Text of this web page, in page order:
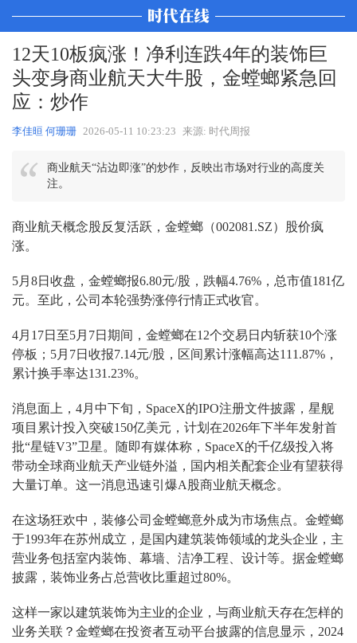
12天10板疯涨！净利连跌4年的装饰巨
头变身商业航天大牛股，金螳螂紧急回
应：炒作
李佳晅 何珊珊 2026-05-11 10:23:23 来源: 时代周报
商业航天“沾边即涨”的炒作，反映出市场对行业的高度关
注。
商业航天概念股反复活跃，金螳螂（002081.SZ）股价疯
涨。
5月8日收盘，金螳螂报6.80元/股，跌幅4.76%，总市值181亿
元。至此，公司本轮强势涨停行情正式收官。
4月17日至5月7日期间，金螳螂在12个交易日内斩获10个涨
停板；5月7日收报7.14元/股，区间累计涨幅高达111.87%，
累计换手率达131.23%。
消息面上，4月中下旬，SpaceX的IPO注册文件披露，星舰
项目累计投入突破150亿美元，计划在2026年下半年发射首
批“星链V3”卫星。随即有媒体称，SpaceX的千亿级投入将
带动全球商业航天产业链外溢，国内相关配套企业有望获得
大量订单。这一消息迅速引爆A股商业航天概念。
在这场狂欢中，装修公司金螳螂意外成为市场焦点。 金螳螂
于1993年在苏州成立，是国内建筑装饰领域的龙头企业，主
营业务包括室内装饰、幕墙、洁净工程、设计等。据金螳螂
披露，装饰业务占总营收比重超过80%。
这样一家以建筑装饰为主业的企业，与商业航天存在怎样的
业务关联？金螳螂在投资者互动平台披露的信息显示， 2024